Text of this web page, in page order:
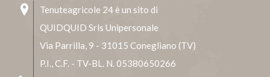
Tenuteagricole 24 è un sito di
QUIDQUID Srls Unipersonale
Via Parrilla, 9 - 31015 Conegliano (TV)
P.I., C.F. - TV-BL. N. 05380650266